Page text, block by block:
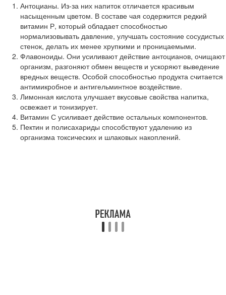
Антоцианы. Из-за них напиток отличается красивым
насыщенным цветом. В составе чая содержится редкий
витамин Р, который обладает способностью
нормализовывать давление, улучшать состояние сосудистых
стенок, делать их менее хрупкими и проницаемыми.
Флавоноиды. Они усиливают действие антоцианов, очищают
организм, разгоняют обмен веществ и ускоряют выведение
вредных веществ. Особой способностью продукта считается
антимикробное и антигельминтное воздействие.
Лимонная кислота улучшает вкусовые свойства напитка,
освежает и тонизирует.
Витамин С усиливает действие остальных компонентов.
Пектин и полисахариды способствуют удалению из
организма токсических и шлаковых накоплений.